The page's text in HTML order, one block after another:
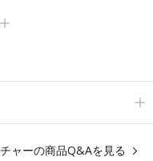
ができにくい肌を目指し
い浸透力(*2)と安定性を
(*4)へと導きます。
ャーの商品Q&Aを見る